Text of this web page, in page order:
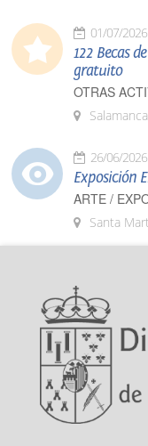
01/07/2026
122 Becas
gratuito
OTRAS
Salamanca
26/06/2026
Exposición
ARTE /
Santa